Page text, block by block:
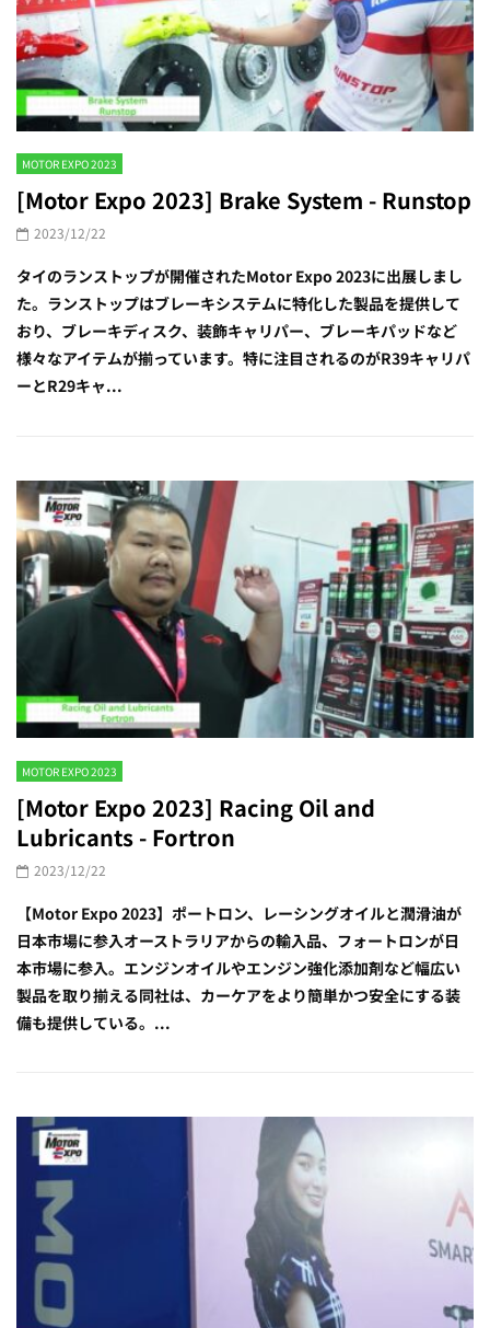
MOTOR EXPO 2023
[Motor Expo 2023] Brake System - Runstop
2023/12/22
タイのランストップが開催されたMotor Expo 2023に出展しまし
た。ランストップはブレーキシステムに特化した製品を提供して
おり、ブレーキディスク、装飾キャリパー、ブレーキパッドなど
様々なアイテムが揃っています。特に注目されるのがR39キャリパ
ーとR29キャ...
MOTOR EXPO 2023
[Motor Expo 2023] Racing Oil and
Lubricants - Fortron
2023/12/22
【Motor Expo 2023】ポートロン、レーシングオイルと潤滑油が
日本市場に参入オーストラリアからの輸入品、フォートロンが日
本市場に参入。エンジンオイルやエンジン強化添加剤など幅広い
製品を取り揃える同社は、カーケアをより簡単かつ安全にする装
備も提供している。...